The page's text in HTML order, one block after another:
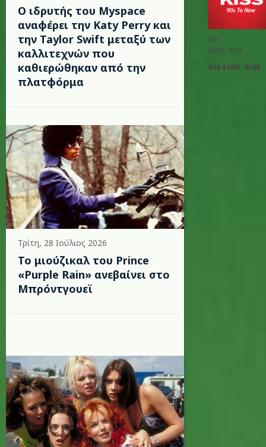
Ο ιδρυτής του Myspace
αναφέρει την Katy Perry και
την Taylor Swift μεταξύ των
καλλιτεχνών που
καθιερώθηκαν από την
πλατφόρμα
Τρίτη, 28 Ιούλιος 2026
Το μιούζικαλ του Prince
«Purple Rain» ανεβαίνει στο
Μπρόντγουεϊ
BY
KISS 929
ΦΕΒ 4 2021 - 07:36